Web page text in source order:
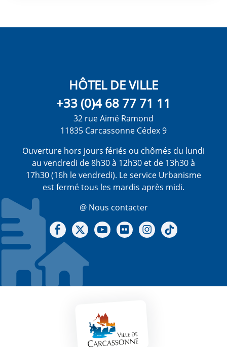
HÔTEL DE VILLE
+33 (0)4 68 77 71 11
32 rue Aimé Ramond
11835 Carcassonne Cédex 9
Ouverture hors jours fériés ou chômés du lundi
au vendredi de 8h30 à 12h30 et de 13h30 à
17h30 (16h le vendredi). Le service Urbanisme
est fermé tous les mardis après midi.
@ Nous contacter
Notre Facebook
Notre X - (twitter)
Notre chaine Youtube
Notre Gallerie sur Flickr
Notre Instagram
Mentions légales